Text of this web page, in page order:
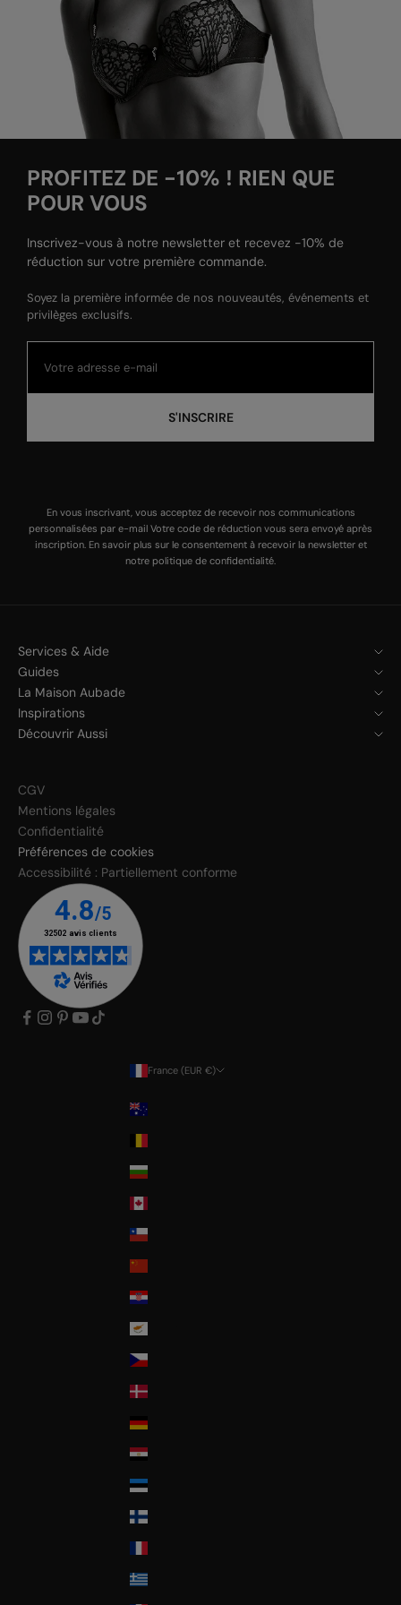
PROFITEZ DE -10% ! RIEN QUE
POUR VOUS
Inscrivez-vous à notre newsletter et recevez -10% de
réduction sur votre première commande.
Soyez la première informée de nos nouveautés, événements et
privilèges exclusifs.
S'INSCRIRE
En vous inscrivant, vous acceptez de recevoir nos communications
personnalisées par e-mail Votre code de réduction vous sera envoyé après
inscription. En savoir plus sur le consentement à recevoir la newsletter et
notre politique de confidentialité.
Services & Aide
Guides
La Maison Aubade
Inspirations
Découvrir Aussi
CGV
Mentions légales
Confidentialité
Préférences de cookies
Accessibilité : Partiellement conforme
France (EUR €)
Bulgaria
Chile
Croatia
Czech Republic
Denmark
Deutschland
Egypt
Estonia
Finland
Greece